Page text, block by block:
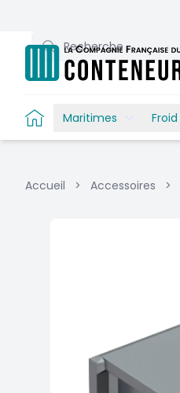
Recherche
Maritimes Froid
Accueil > Accessoires >